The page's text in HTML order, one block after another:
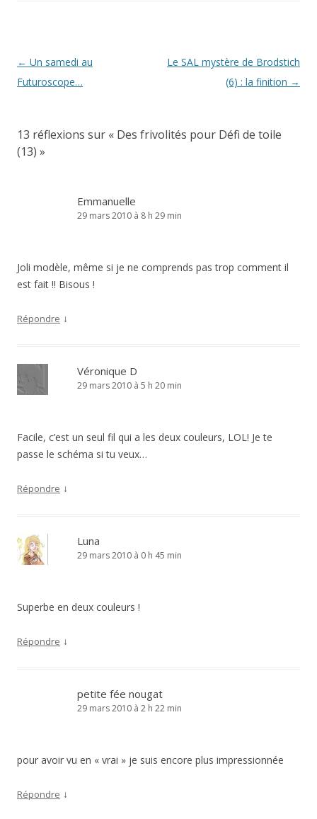
Navigation
des
← Un samedi au
Futuroscope…
Le SAL mystère de Brodstich
(6) : la finition →
13 réflexions sur « Des frivolités pour Défi de toile
(13) »
Emmanuelle
29 mars 2010 à 8 h 29 min
Joli modèle, même si je ne comprends pas trop comment il
est fait !! Bisous !
Répondre ↓
Véronique D
29 mars 2010 à 5 h 20 min
Facile, c’est un seul fil qui a les deux couleurs, LOL! Je te
passe le schéma si tu veux…
Répondre ↓
Luna
29 mars 2010 à 0 h 45 min
Superbe en deux couleurs !
Répondre ↓
petite fée nougat
29 mars 2010 à 2 h 22 min
pour avoir vu en « vrai » je suis encore plus impressionnée
Répondre ↓